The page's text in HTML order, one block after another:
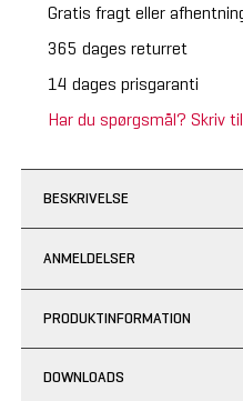
Gratis fragt eller
365 dages returret
14 dages prisgaranti
Har du spørgsmål? Skriv
BESKRIVELSE
ANMELDELSER
PRODUKTINFORMATION
DOWNLOADS